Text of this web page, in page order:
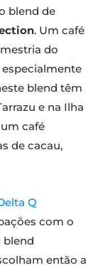
blend de
. Um café
do
blend têm
e na Ilha
café
de cacau,
Q
com o
blend
então a